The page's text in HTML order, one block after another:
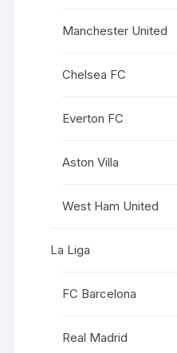
Manchester United
Chelsea FC
Everton FC
Aston Villa
West Ham United
La Liga
FC Barcelona
Real Madrid